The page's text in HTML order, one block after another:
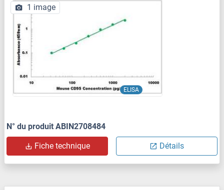
ELISA
1 image
N° du produit ABIN2708484
Fiche technique Détails